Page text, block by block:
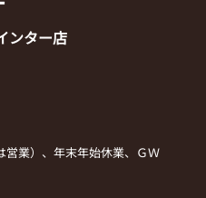
ンター店
営業）、年末年始休業、ＧＷ